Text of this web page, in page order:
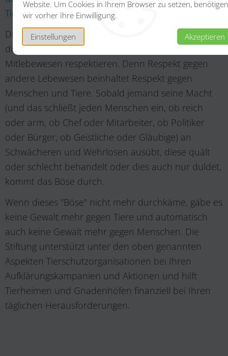
Website. Um Cookies in Ihrem Browser zu setzen,
wir vorher Ihre Einwilligung.
Einstellungen Akzeptieren
Tierschutzproblemen.
Dies kommt indirekt wieder den Menschen zugute,
die Tiere lieben oder sie zumindest als
Mitlebewesen respektieren. Denn Respekt gegen
andere Lebewesen beinhaltet Respekt gegen
Menschen und Tiere. Sobald jemand seine Macht
(und das schließt jeden Menschen ein, ob reich
oder arm, ob Chef oder Mitarbeiter, ob Politiker
oder Bürger, ob Geistliche oder Gläubige) an
Schwächeren und Wehrlosen ausübt, diese quält
oder schlecht behandelt oder dies auch nur duldet,
kommt das Böse durch.
Wenn dieses "Böse" nicht mehr durchkäme, gäbe es
keine Gewalt mehr gegen Tiere und automatisch
auch keine Gewalt mehr gegen Menschen. Die
Stiftung unterstützt unter den oben genannten
Aspekten Tierschutzorganisationen bei Ihren
Aufklärungskampanien und Aktionen und hilft
Tierheimen und Gnadenhöfen finanziell bei Ihren
täglichen Herausforderungen.